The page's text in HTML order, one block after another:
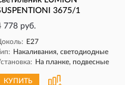
3675/1
778 руб.
E27
Накаливания, светодиодные
На планке, подвесные
КУПИТЬ